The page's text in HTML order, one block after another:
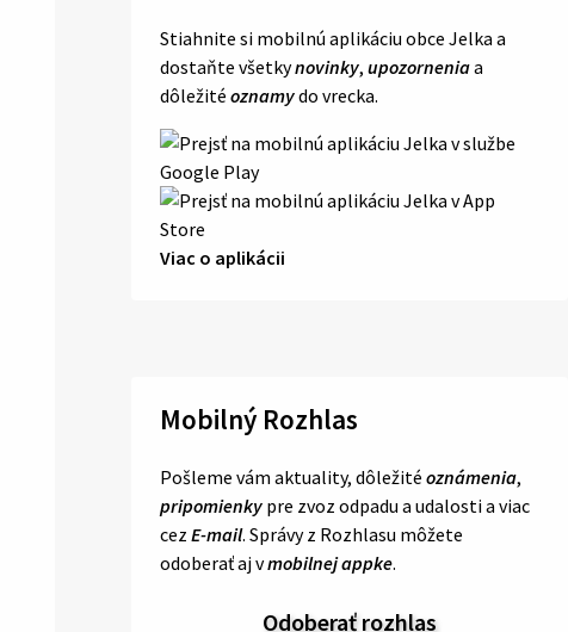
Stiahnite si mobilnú aplikáciu obce Jelka a
dostaňte všetkynovinky, upozorneniaa
dôležité oznamydo vrecka.
Viac o aplikácii
Mobilný Rozhlas
Pošleme vám aktuality, dôležité oznámenia,
pripomienky pre zvoz odpadu a udalosti a viac
cez E-mail. Správy z Rozhlasu môžete
odoberať aj vmobilnej appke.
Odoberať rozhlas